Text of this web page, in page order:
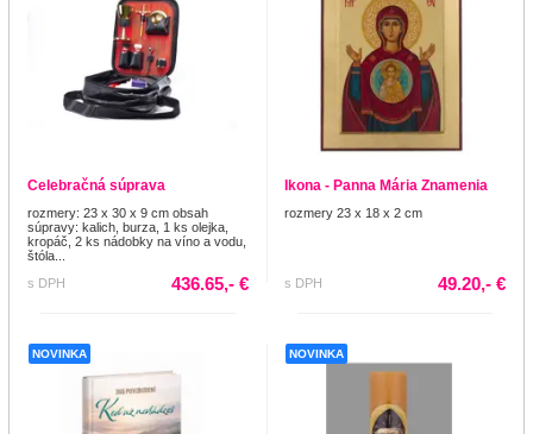
Celebračná súprava
rozmery: 23 x 30 x 9 cm obsah
súpravy: kalich, burza, 1 ks olejka,
kropáč, 2 ks nádobky na víno a vodu,
štóla...
s DPH
436.65,- €
Ikona - Panna Mária Znamenia
rozmery 23 x 18 x 2 cm
s DPH 49.20,- €
NOVINKA NOVINKA